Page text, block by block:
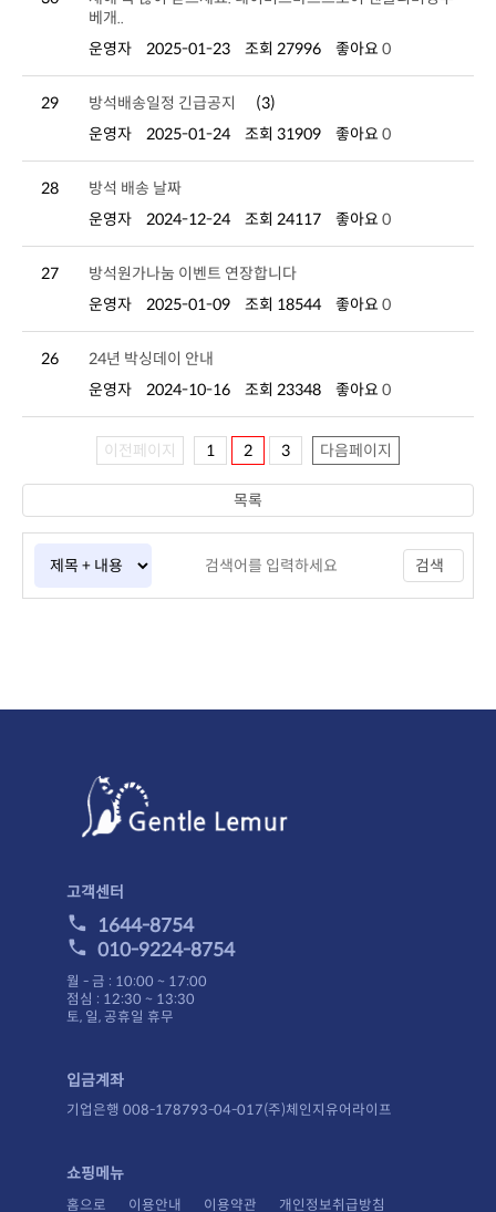
베개..
운영자
2025-01-23 조회 27996 좋아요 0
29 방석배송일정 긴급공지
(3)
운영자
2025-01-24 조회 31909 좋아요 0
28
방석 배송 날짜
운영자
2024-12-24 조회 24117 좋아요 0
27
방석원가나눔 이벤트 연장합니다
운영자
2025-01-09 조회 18544 좋아요 0
26
24년 박싱데이 안내
운영자
2024-10-16 조회 23348 좋아요 0
이전페이지 1 2 3 다음페이지
검색
목록
고객센터
1644-8754
010-9224-8754
월 - 금 : 10:00 ~ 17:00
점심 : 12:30 ~ 13:30
토, 일, 공휴일 휴무
입금계좌
기업은행 008-178793-04-017(주)체인지유어라이프
쇼핑메뉴
홈으로 이용안내 이용약관 개인정보취급방침